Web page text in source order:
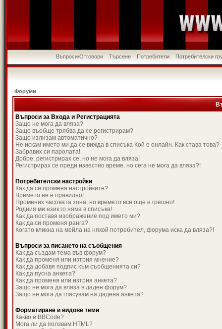
Въпроси/Отговори Търсене Потребители Потребителски
Форуми
Въпроси за Входа и Регистрацията
Защо не мога да вляза?
Защо въобще трябва да се регистрирам?
Защо излизам автоматично?
Не искам името ми да се вижда в списъка Кой е онлайн. Как става това?
Забравих си паролата!
Добре, регистрирах се, но не мога да вляза!
Регистрирах се преди известно време, но сега не мога да вляза?!
Потребителски настройки
Как да си променя настройките?
Времето не е правилно!
Промених часовата зона, но времето все още е грешно!
Родния ми език го няма в списъка!
Как да поставя изображение под името ми?
Как да си променя ранга?
Когато кликна на мейла на някой потребител, форума иска да вляза?!
Въпроси за писането на съобщения
Как да създам тема във форум?
Как да променя или изтрия мнение?
Как да добавя подпис към съобщенията си?
Как да пусна анкета?
Как да променя или изтрия анкета?
Защо не мога да вляза в даден форум?
Защо не мога да гласувам на дадена анкета?
Форматиране и видове теми
Какво е BBCode?
Мога ли да ползвам HTML?